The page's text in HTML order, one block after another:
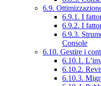
6.9.
6.9.1. I
6.9.2. I
6.9.3.
Console
6.10. Gestire i
6.10.1.
6.10.2.
6.10.3.